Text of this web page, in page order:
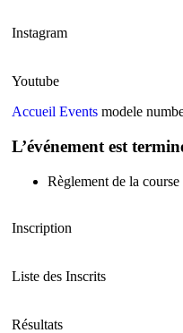
Instagram
Youtube
Accueil Events modele
L’événement est
Règlement de la course
Inscription
Liste des Inscrits
Résultats